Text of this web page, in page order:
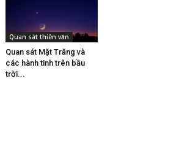
Quan sát thiên văn
Quan sát Mặt Trăng và
các hành tinh trên bầu
trời...